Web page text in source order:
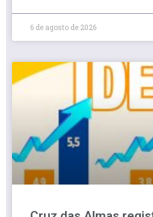
6 de agosto de 2026